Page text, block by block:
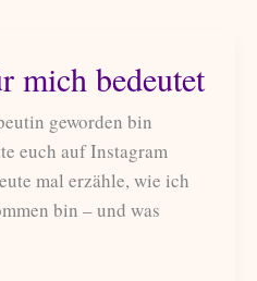
mich bedeutet
geworden bin
euch auf Instagram
mal erzähle, wie ich
bin – und was